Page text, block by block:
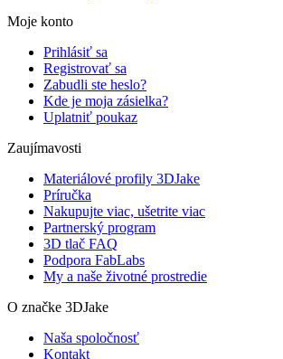
Moje konto
Prihlásiť sa
Registrovať sa
Zabudli ste heslo?
Kde je moja zásielka?
Uplatniť poukaz
Zaujímavosti
Materiálové profily 3DJake
Príručka
Nakupujte viac, ušetrite viac
Partnerský program
3D tlač FAQ
Podpora FabLabs
My a naše životné prostredie
O značke 3DJake
Naša spoločnosť
Kontakt